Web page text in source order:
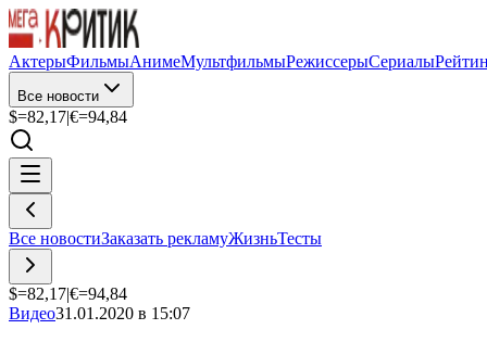
АктерыФильмыАнимеМультфильмыРежиссерыСериалы
Все новости
$=82,17|€=94,84
Все новостиЗаказать рекламуЖизньТесты
$=82,17|€=94,84
Видео31.01.2020 в 15:07